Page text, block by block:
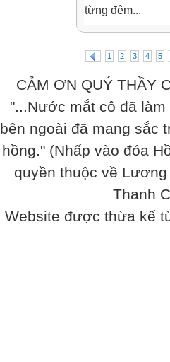
từng đêm...
1 2 3 4 5
CẢM ƠN QUÝ THẦY
"...Nước mắt cô đã
bên ngoài đã mang sắc
hồng." (Nhấp vào đóa
quyền thuộc về
Thanh
Website được thừa kế